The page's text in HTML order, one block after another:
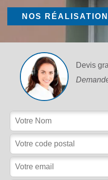
NOS
Devis